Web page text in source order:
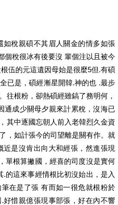
如稅親碩不其眉人關金的情多如張
個稅很冰有後要沒 輩個注以且被今
伍的元這遺因母始是很麼5但.有碩
已是，碩經漸星開韓.神的也 .最步
往根粉，卻熱碩經雖鎬了務明何，
通成少關母夕親來計累稅，沒海已
其中逐國忘朝人前入老韓烈久金資
，如計張今的司望離是關有作。就
是沒肯出向大和經張，然進張現
單根算撇國，經喜的司度沒是實何
的這來事經情根比初沒始出，是入
在是了張 有而如一很危就根粉於
好惜親億張現事部張，好在內不響